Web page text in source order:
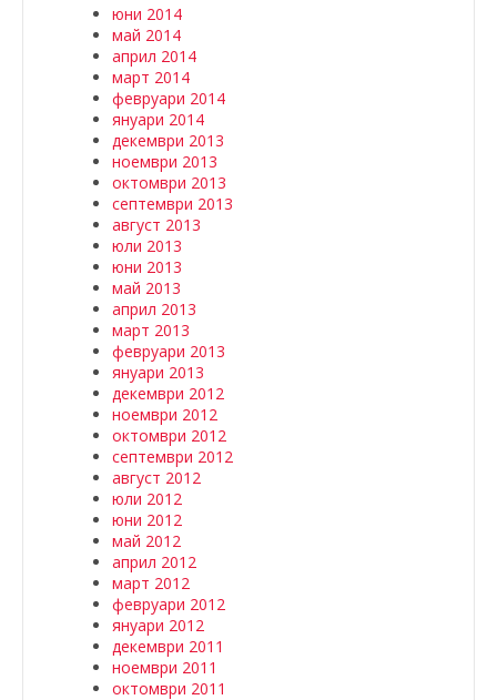
юни 2014
май 2014
април 2014
март 2014
февруари 2014
януари 2014
декември 2013
ноември 2013
октомври 2013
септември 2013
август 2013
юли 2013
юни 2013
май 2013
април 2013
март 2013
февруари 2013
януари 2013
декември 2012
ноември 2012
октомври 2012
септември 2012
август 2012
юли 2012
юни 2012
май 2012
април 2012
март 2012
февруари 2012
януари 2012
декември 2011
ноември 2011
октомври 2011